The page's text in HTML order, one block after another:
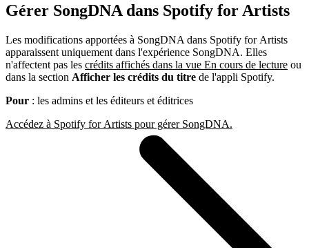
Gérer SongDNA dans Spotify for Artists
Les modifications apportées à SongDNA dans Spotify for Artists
apparaissent uniquement dans l'expérience SongDNA. Elles
n'affectent pas les crédits affichés dans la vue En cours de lecture ou
dans la section Afficher les crédits du titre de l'appli Spotify.
Pour : les admins et les éditeurs et éditrices
Accédez à Spotify for Artists pour gérer SongDNA.